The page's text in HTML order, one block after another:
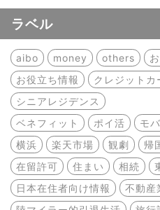
ラベル
aibo money others
お役立ち情報
クレジットカ
シニアレジデンス
ベネフィット
ポイ活 モ
横浜
楽天市場 観劇 帰
在留許可
住まい 相続
日本在住者向け情報
不動産